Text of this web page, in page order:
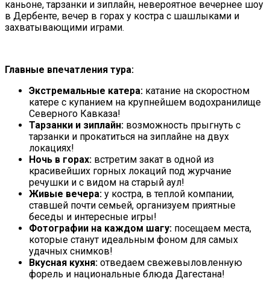
каньоне, тарзанки и зиплайн, невероятное вечернее шоу
в Дербенте, вечер в горах у костра с шашлыками и
захватывающими играми.
Главные впечатления тура:
Экстремальные катера: катание на скоростном
катере с купанием на крупнейшем водохранилище
Северного Кавказа!
Тарзанки и зиплайн: возможность прыгнуть с
тарзанки и прокатиться на зиплайне на двух
локациях!
Ночь в горах: встретим закат в одной из
красивейших горных локаций под журчание
речушки и с видом на старый аул!
Живые вечера: у костра, в теплой компании,
ставшей почти семьей, организуем приятные
беседы и интересные игры!
Фотографии на каждом шагу: посещаем места,
которые станут идеальным фоном для самых
удачных снимков!
Вкусная кухня: отведаем свежевыловленную
форель и национальные блюда Дагестана!